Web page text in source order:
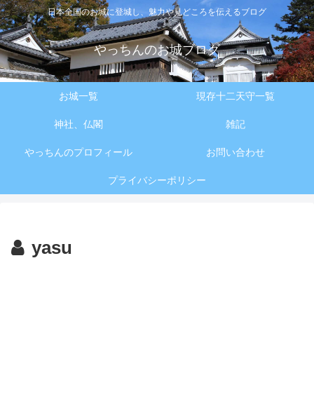
日本全国のお城に登城し、魅力や見どころを伝えるブログ
やっちんのお城ブログ
お城一覧 現存十二天守一覧
神社、仏閣 雑記
やっちんのプロフィール お問い合わせ
プライバシーポリシー
yasu